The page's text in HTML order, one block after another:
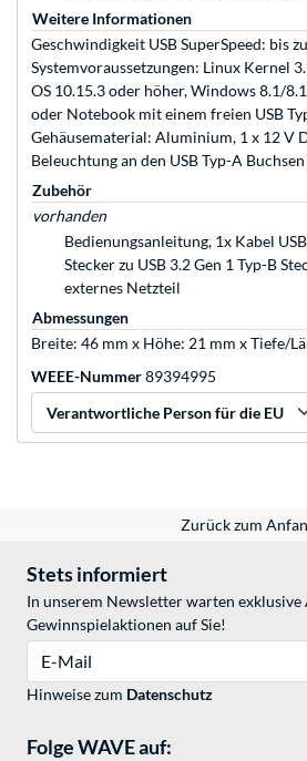
Weitere Informationen
Geschwindigkeit USB SuperSpeed: bis
Systemvoraussetzungen: Linux Kernel
OS 10.15.3 oder höher, Windows 8.1/
oder Notebook mit einem freien USB
Gehäusematerial: Aluminium, 1 x 12 V
Beleuchtung an den USB Typ-A Buchsen
Zubehör
vorhanden
Bedienungsanleitung, 1x Kabel
Stecker zu USB 3.2 Gen 1 Typ-B
externes Netzteil
Abmessungen
Breite: 46 mm x Höhe: 21 mm x Tiefe/
WEEE-Nummer89394995
Verantwortliche Person für die EU
Zurück zum
Stets informiert
In unserem Newsletter warten exklusive
Gewinnspielaktionen auf Sie!
Hinweise zum Datenschutz
Folge WAVE auf: